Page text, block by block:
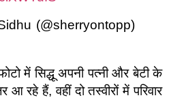
(@sherryontopp)
में सिद्धू अपनी पत्नी और बेटी के
रहे हैं, वहीं दो तस्वीरों में परिवार